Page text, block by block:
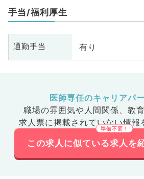
手当/福利厚生
通勤手当 有り
医師専任のキャリアパ
職場の雰囲気や人間関係、 教
求人票に掲載されていない情報
この求人に似ている求人を